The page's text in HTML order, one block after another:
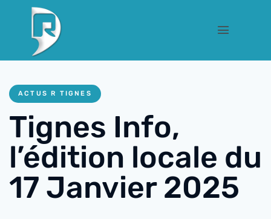
ACTUS R TIGNES
Tignes Info,
l’édition locale du
17 Janvier 2025